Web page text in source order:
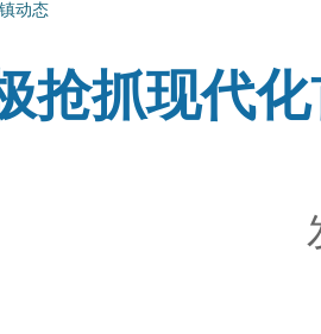
动态
抢抓现代